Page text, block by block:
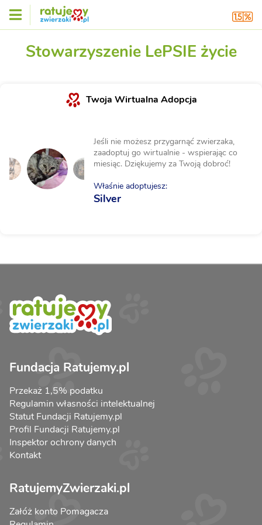
Stowarzyszenie LePSIE życie
Twoja Wirtualna Adopcja
Jeśli nie możesz przygarnąć zwierzaka,
zaadoptuj go wirtualnie - wspierając co
miesiąc. Dziękujemy za Twoją dobroć!
Właśnie adoptujesz:
Silver
Fundacja Ratujemy.pl
Przekaż 1,5% podatku
Regulamin własności intelektualnej
Statut Fundacji Ratujemy.pl
Profil Fundacji Ratujemy.pl
Inspektor ochrony danych
Kontakt
RatujemyZwierzaki.pl
Załóż konto Pomagacza